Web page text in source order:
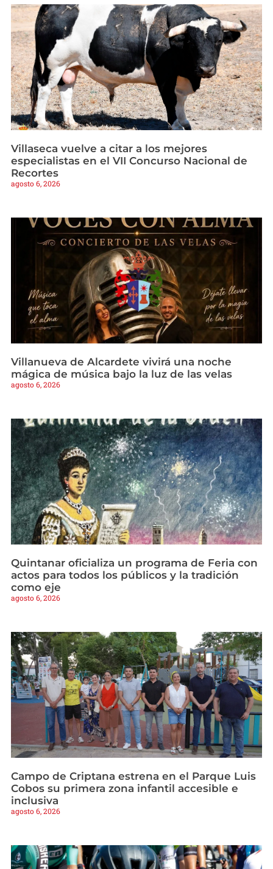
Villaseca vuelve a citar a los mejores
especialistas en el VII Concurso Nacional de
Recortes
agosto 6, 2026
Villanueva de Alcardete vivirá una noche
mágica de música bajo la luz de las velas
agosto 6, 2026
Quintanar oficializa un programa de Feria con
actos para todos los públicos y la tradición
como eje
agosto 6, 2026
Campo de Criptana estrena en el Parque Luis
Cobos su primera zona infantil accesible e
inclusiva
agosto 6, 2026